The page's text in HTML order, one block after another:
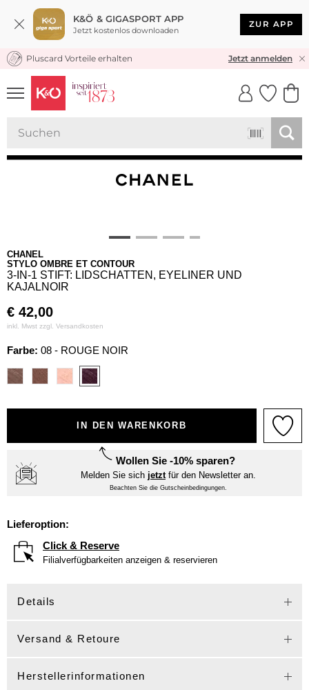
K&Ö & GIGASPORT APP
Jetzt kostenlos downloaden
ZUR APP
KOSTENLOSER VERSAND* & RÜCKVERSAND
Pluscard Vorteile erhalten Jetzt anmelden
UNSERE APP
CLICK &
CHANEL
STYLO OMBRE ET CONTOUR
3-IN-1 STIFT: LIDSCHATTEN, EYELINER UND
KAJALNOIR
€ 42,00
inkl. Mwst zzgl. Versandkosten
Farbe: 08 - ROUGE NOIR
IN DEN WARENKORB
Wollen Sie -10% sparen?
Melden Sie sich jetztfür den Newsletter an.
Beachten Sie die Gutscheinbedingungen.
Lieferoption:
Click & Reserve
Filialverfügbarkeiten anzeigen & reservieren
Details
Versand & Retoure
Herstellerinformationen